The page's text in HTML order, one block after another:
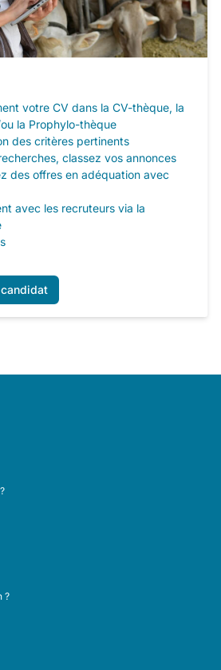
votre CV dans la CV-thèque, la
la Prophylo-thèque
des critères pertinents
classez vos annonces
des offres en adéquation avec
avec les recruteurs via la
?